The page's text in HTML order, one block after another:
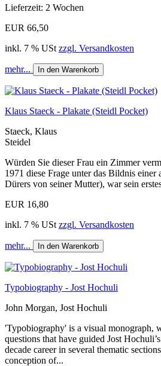
Lieferzeit: 2 Wochen
EUR 66,50
inkl. 7 % USt zzgl. Versandkosten
mehr... In den Warenkorb
Klaus Staeck - Plakate (Steidl Pocket)
Staeck, Klaus
Steidel
Würden Sie dieser Frau ein Zimmer
1971 diese Frage unter das Bildnis einer
Dürers von seiner Mutter), war sein
EUR 16,80
inkl. 7 % USt zzgl. Versandkosten
mehr... In den Warenkorb
Typobiography - Jost Hochuli
John Morgan, Jost Hochuli
'Typobiography' is a visual monograph,
questions that have guided Jost
decade career in several thematic
conception of...